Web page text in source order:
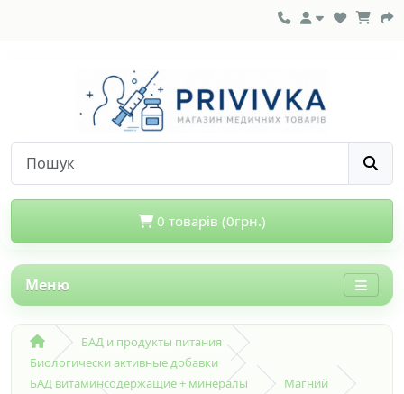
0 товарів (0грн.)
Меню
БАД и продукты питания
Биологически активные добавки
БАД витаминсодержащие + минералы
Магний